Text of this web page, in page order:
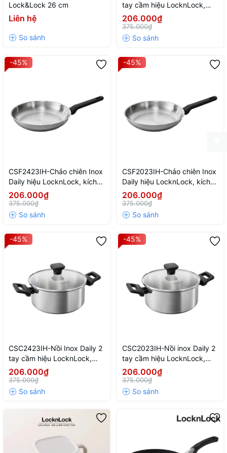
Lock&Lock 26 cm
Liên hệ
tay cầm hiệu LocknLock,
kích thước 18cm-NTL-CN-6-
STS-Single-DAILY
206.000₫
375.000₫
-45%
CSF2423IH-Chảo chiên Inox
Daily hiệu LocknLock, kích
thước 24cm-NTL-CN-6-
STS-Single-DAILY
206.000₫
375.000₫
-45%
CSF2023IH-Chảo chiên Inox
Daily hiệu LocknLock, kích
thước 20cm-NTL-CN-6-
STS-Single-DAILY
206.000₫
375.000₫
-45%
CSC2423IH-Nồi Inox Daily 2
tay cầm hiệu LocknLock,
kích thước 24cm-NTL-CN-
6-STS-Single-DAILY
206.000₫
375.000₫
-45%
CSC2023IH-Nồi inox Daily 2
tay cầm hiệu LocknLock,
kích thước 20cm-NTL-CN-
6-STS-Single-DAILY
206.000₫
375.000₫